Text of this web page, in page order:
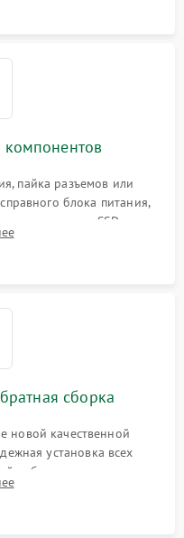
пайка разъемов или
блока питания,
нового SSD для
работы системы.
сборка
новой качественной
установка всех
кабель-менеджмент для
воздуха внутри